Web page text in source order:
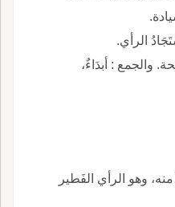
الرأي.
والجمع : أبدَاءٌ،
منه، وهو الرأي الفَطير